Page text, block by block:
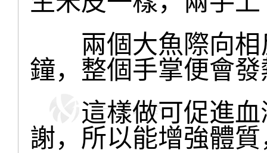
兩個大魚際向相
鐘，整個手掌便會發
這樣做可促進血
謝，所以能增強體